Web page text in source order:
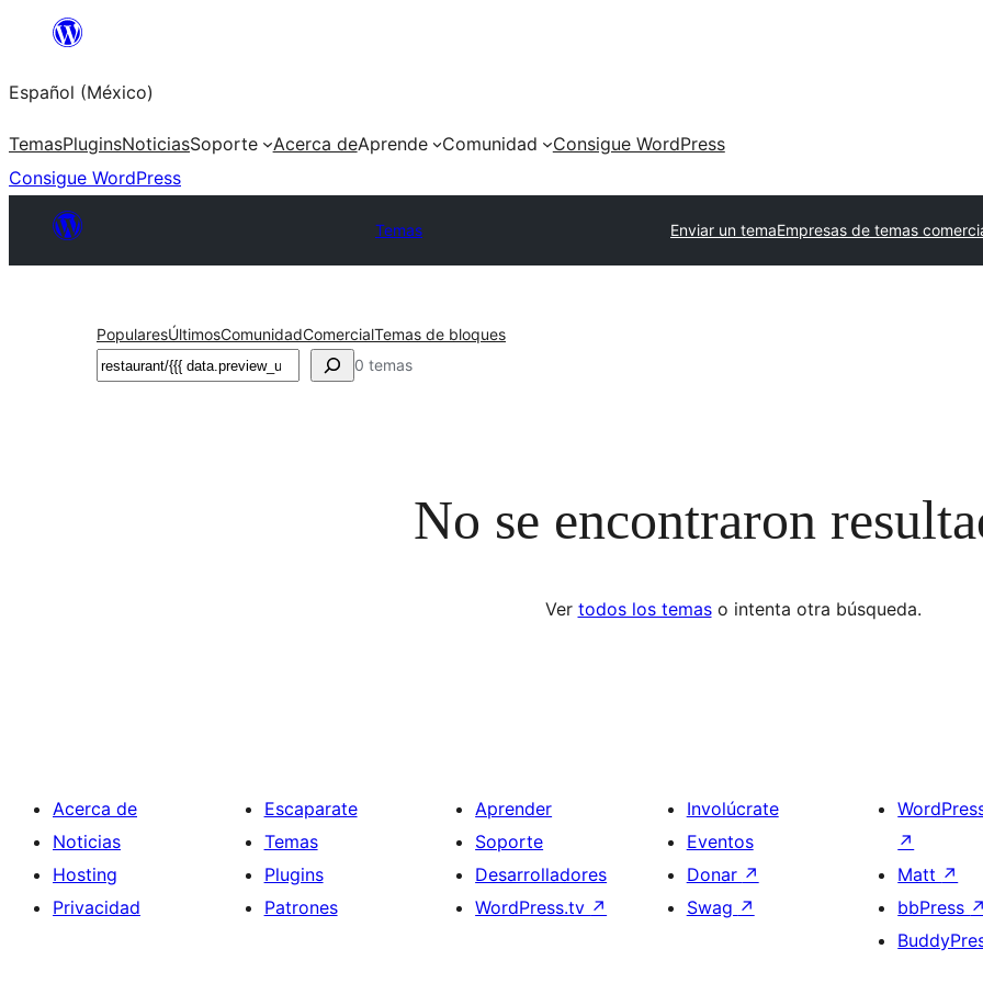
Saltar
contenido
Español (México)
TemasPluginsNoticiasSoporte Acerca deAprende Comunidad
Consigue WordPress
Consigue WordPress
Temas Enviar un temaEmpresas de temas
PopularesÚltimosComunidadComercialTemas de bloques
Buscar 0 temas
No se encontraron
Ver todos los temaso intenta otra búsqueda.
Acerca de
Noticias
Hosting
Privacidad
Escaparate
Temas
Plugins
Patrones
Aprender
Soporte
Desarrolladores
WordPress.tv ↗
Involúcrate
Eventos
Donar ↗
Swag ↗
↗
Matt ↗
bbPress ↗